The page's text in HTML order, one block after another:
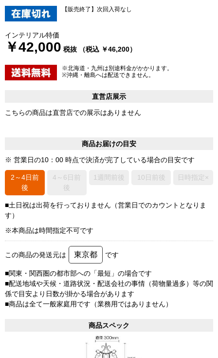
【販売終了】次回入荷なし
インテリアル特価
￥42,000 税抜 （税込 ￥46,200）
※北海道・九州は別途料金がかかります。
※沖縄・離島へは配送できません。
直営店展示
こちらの商品は直営店での展示はありません
商品お届けの目安
※ 営業日の10：00 時点で決済が完了している場合の目安です
2～4日前
後
4～6日前
後
1週間前後 10日前後 日時指定×
■土日祝は出荷を行っておりません（営業日でのカウントとなりま
す）
※本商品は時間指定不可です
この商品の発送元は 東京都 です
■関東・関西圏の都市部への「最短」の場合です
■配送地域や天候・道路状況・配送会社の事情（荷物量過多）等の関
係で目安より日数が掛かる場合があります
■商品は全て一般家庭用です（業務用ではありません）
商品スペック